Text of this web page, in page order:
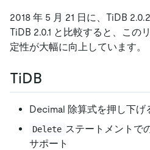
2018 年 5 月 21 日に、TiDB
TiDB 2.0.1 と比較すると、この
定性が大幅に向上しています。
TiDB
Decimal 除算式を押し下げ
Delete ステートメントで
サポート